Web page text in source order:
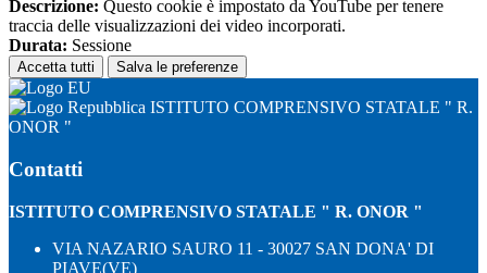
Descrizione: Questo cookie è impostato da YouTube per tenere
traccia delle visualizzazioni dei video incorporati.
Durata: Sessione
Accetta tutti Salva le preferenze
ISTITUTO COMPRENSIVO STATALE " R.
ONOR "
Contatti
ISTITUTO COMPRENSIVO STATALE " R. ONOR "
VIA NAZARIO SAURO 11 - 30027 SAN DONA' DI
PIAVE(VE)